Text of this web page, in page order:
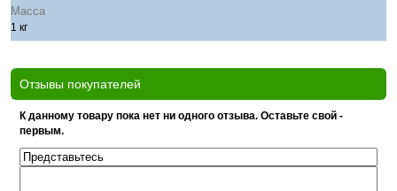
Масса
1 кг
Отзывы покупателей
К данному товару пока нет ни одного отзыва. Оставьте свой -
первым.